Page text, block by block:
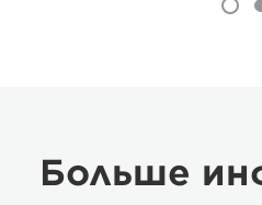
Больше